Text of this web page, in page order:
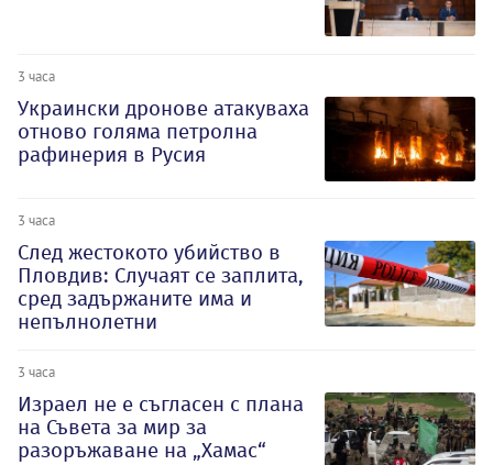
3 часа
Украински дронове атакуваха
отново голяма петролна
рафинерия в Русия
3 часа
След жестокото убийство в
Пловдив: Случаят се заплита,
сред задържаните има и
непълнолетни
3 часа
Израел не е съгласен с плана
на Съвета за мир за
разоръжаване на „Хамас“